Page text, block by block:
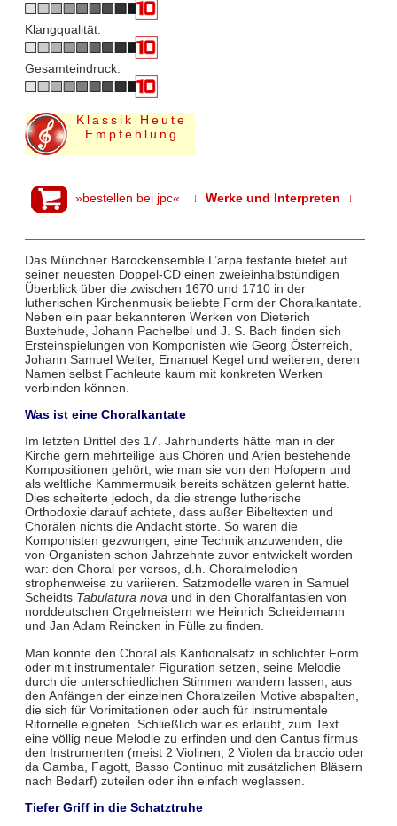
Klangqualität:
Gesamteindruck:
Klassik Heute
Empfehlung
»bestellen bei jpc« ↓ Werke und Interpreten ↓
Das Münchner Barockensemble L’arpa festante bietet auf
seiner neuesten Doppel-CD einen zweieinhalbstündigen
Überblick über die zwischen 1670 und 1710 in der
lutherischen Kirchenmusik beliebte Form der Choralkantate.
Neben ein paar bekannteren Werken von Dieterich
Buxtehude, Johann Pachelbel und J. S. Bach finden sich
Ersteinspielungen von Komponisten wie Georg Österreich,
Johann Samuel Welter, Emanuel Kegel und weiteren, deren
Namen selbst Fachleute kaum mit konkreten Werken
verbinden können.
Was ist eine Choralkantate
Im letzten Drittel des 17. Jahrhunderts hätte man in der
Kirche gern mehrteilige aus Chören und Arien bestehende
Kompositionen gehört, wie man sie von den Hofopern und
als weltliche Kammermusik bereits schätzen gelernt hatte.
Dies scheiterte jedoch, da die strenge lutherische
Orthodoxie darauf achtete, dass außer Bibeltexten und
Chorälen nichts die Andacht störte. So waren die
Komponisten gezwungen, eine Technik anzuwenden, die
von Organisten schon Jahrzehnte zuvor entwickelt worden
war: den Choral per versos, d.h. Choralmelodien
strophenweise zu variieren. Satzmodelle waren in Samuel
Scheidts Tabulatura nova und in den Choralfantasien von
norddeutschen Orgelmeistern wie Heinrich Scheidemann
und Jan Adam Reincken in Fülle zu finden.
Man konnte den Choral als Kantionalsatz in schlichter Form
oder mit instrumentaler Figuration setzen, seine Melodie
durch die unterschiedlichen Stimmen wandern lassen, aus
den Anfängen der einzelnen Choralzeilen Motive abspalten,
die sich für Vorimitationen oder auch für instrumentale
Ritornelle eigneten. Schließlich war es erlaubt, zum Text
eine völlig neue Melodie zu erfinden und den Cantus firmus
den Instrumenten (meist 2 Violinen, 2 Violen da braccio oder
da Gamba, Fagott, Basso Continuo mit zusätzlichen Bläsern
nach Bedarf) zuteilen oder ihn einfach weglassen.
Tiefer Griff in die Schatztruhe